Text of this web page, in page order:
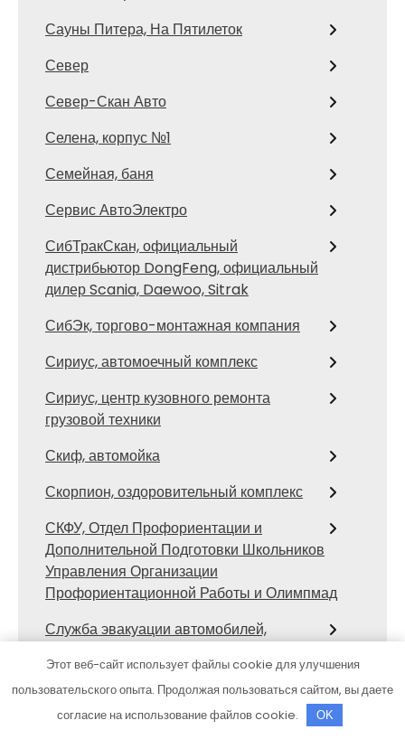
Сауны Питера, На Пятилеток
Север
Север-Скан Авто
Селена, корпус №1
Семейная, баня
Сервис АвтоЭлектро
СибТракСкан, официальный
дистрибьютор DongFeng, официальный
дилер Scania, Daewoo, Sitrak
СибЭк, торгово-монтажная компания
Сириус, автомоечный комплекс
Сириус, центр кузовного ремонта
грузовой техники
Скиф, автомойка
Скорпион, оздоровительный комплекс
СКФУ, Отдел Профориентации и
Дополнительной Подготовки Школьников
Управления Организации
Профориентационной Работы и Олимпмад
Служба эвакуации автомобилей,
Солотча, СПА-комплекс
Старые Друзья
Этот веб-сайт использует файлы cookie для улучшения
пользовательского опыта. Продолжая пользоваться сайтом, вы даете
согласие на использование файлов cookie.
OK